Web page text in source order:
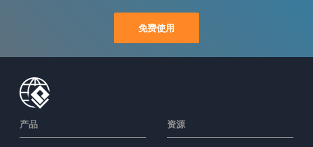
免费使用
产品 资源